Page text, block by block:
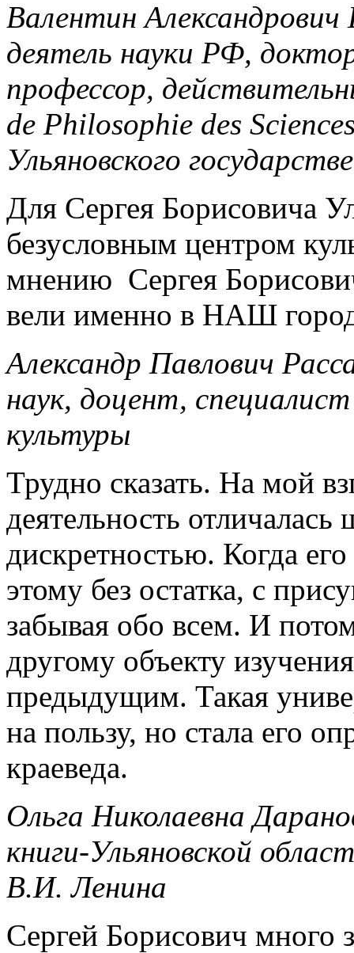
Валентин
деятель науки РФ,
профессор,
de Philosophie des
Ульяновского
Для Сергея Борисовича
безусловным центром
мнению Сергея
вели именно в НАШ
Александр Павлович
наук, доцент,
культуры
Трудно сказать. На мой
деятельность
дискретностью. Когда
этому без остатка, с
забывая обо всем. И
другому объекту
предыдущим. Такая
на пользу, но стала его
краеведа.
Ольга Николаевна
книги-Ульяновской
В.И. Ленина
Сергей Борисович много